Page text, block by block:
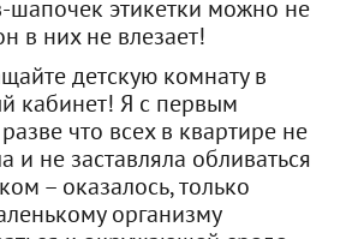
шапочек этикетки можно не
в них не влезает!
детскую комнату в
кабинет! Я с первым
что всех в квартире не
и не заставляла обливаться
– оказалось, только
организму